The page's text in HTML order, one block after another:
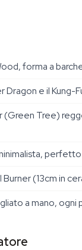
forma a
Dragon e il Kung-
(Green Tree)
(13cm in
a mano, ogni